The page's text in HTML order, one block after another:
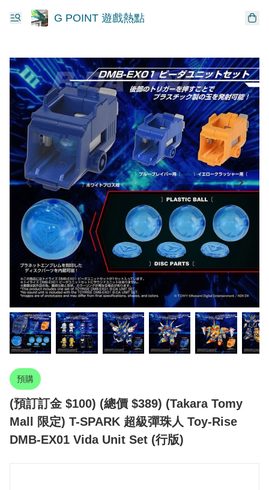
G POINT 遊戲熱點
預購
(預訂訂金 $100) (總價 $389) (Takara Tomy
Mall 限定) T-SPARK 超級彈珠人 Toy-Rise
DMB-EX01 Vida Unit Set (行版)